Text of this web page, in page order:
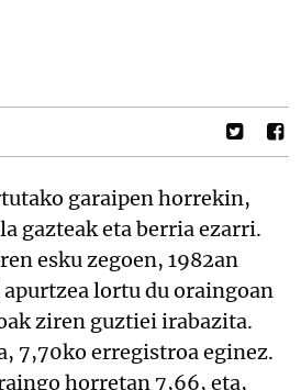
garaipen horrekin,
gazteak eta berria ezarri.
esku zegoen, 1982an
lortu du oraingoan
ziren guztiei irabazita.
7,70ko erregistroa eginez.
horretan 7,66, eta,